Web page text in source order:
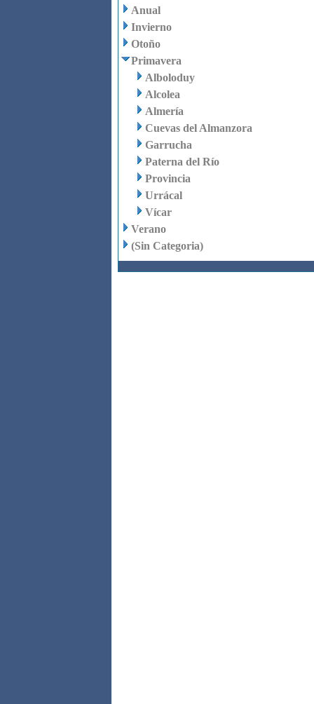
Anual
Invierno
Otoño
Primavera
Alboloduy
Alcolea
Almería
Cuevas del Almanzora
Garrucha
Paterna del Río
Provincia
Urrácal
Vícar
Verano
(Sin Categoria)